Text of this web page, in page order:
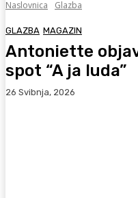
Naslovnica Glazba
GLAZBA MAGAZIN
Antoniette
spot “A ja luda”
26 Svibnja, 2026